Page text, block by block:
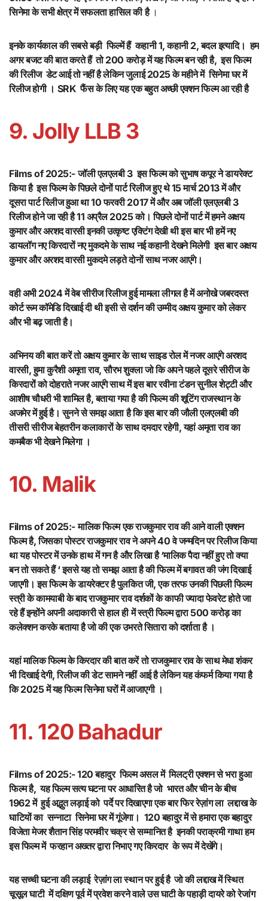
सिनेमा के सभी क्षेत्र में सफलता हासिल की है ।
इनके कार्यकाल की सबसे बड़ी फिल्में हैं कहानी 1, कहानी 2, बदल इत्यादि। हम
अगर बजट की बात करते हैं तो 200 करोड़ में यह फिल्म बन रही है, इस फिल्म
की रिलीज डेट आई तो नहीं है लेकिन जुलाई 2025 के महीने में सिनेमा घर में
रिलीज होगी । SRK फैंस के लिए यह एक बहुत अच्छी एक्शन फिल्म आ रही है
9. Jolly LLB 3
Films of 2025:- जॉली एलएलबी 3 इस फिल्म को सुभाष कपूर ने डायरेक्ट
किया है इस फिल्म के पिछले दोनों पार्ट रिलीज हुए थे 15 मार्च 2013 में और
दूसरा पार्ट रिलीज हुआ था 10 फरवरी 2017 में और अब जॉली एलएलबी 3
रिलीज होने जा रही है 11 अप्रैल 2025 को। पिछले दोनों पार्ट में हमने अक्षय
कुमार और अरशद वारसी इनकी उत्कृष्ट एक्टिंग देखी थी इस बार भी हमें नए
डायलॉग नए किरदारों नए मुकदमे के साथ नई कहानी देखने मिलेगी इस बार अक्षय
कुमार और अरशद वारसी मुकदमे लड़ते दोनों साथ नजर आएंगे।
वही अभी 2024 में वेब सीरीज रिलीज हुई मामला लीगल है में अनोखे जबरदस्त
कोर्ट रूम कॉमेडि दिखाई दी थी इसी से दर्शन की उम्मीद अक्षय कुमार को लेकर
और भी बढ़ जाती है।
अभिनय की बात करें तो अक्षय कुमार के साथ साइड रोल में नजर आएंगे अरशद
वारसी, हुमा कुरैशी अमृता राव, सौरभ शुक्ला जो कि अपने पहले दूसरे सीरीज के
किरदारों को दोहराते नजर आएंगे साथ में इस बार रवीना टंडन सुनील शेट्टी और
आशीष चौधरी भी शामिल है, बताया गया है की फिल्म की शूटिंग राजस्थान के
अजमेर में हुई है। सुनने से समझ आता है कि इस बार की जौली एलएलबी की
तीसरी सीरीज बेहतरीन कलाकारों के साथ दमदार रहेगी, यहां अमृता राव का
कमबैक भी देखने मिलेगा ।
10. Malik
Films of 2025:- मालिक फिल्म एक राजकुमार राव की आने वाली एक्शन
फिल्म है, जिसका पोस्टर राजकुमार राव ने अपने 40 वे जन्मदिन पर रिलीज किया
था यह पोस्टर में उनके हाथ में गन है और लिखा है ‘मालिक पैदा नहीं हुए तो क्या
बन तो सकते हैं ‘ इससे यह तो समझ आता है की फिल्म में बगावत की जंग दिखाई
जाएगी। इस फिल्म के डायरेक्टर है पुलकित जी, एक तरफ उनकी पिछली फिल्म
स्त्री के कामयाबी के बाद राजकुमार राव दर्शकों के काफी ज्यादा फेवरेट होते जा
रहे हैं इन्होंने अपनी अदाकारी से हाल ही में स्त्री फिल्म द्वारा 500 करोड़ का
कलेक्शन करके बताया है जो की एक उभरते सितारा को दर्शाता है ।
यहां मालिक फिल्म के किरदार की बात करें तो राजकुमार राव के साथ मेधा शंकर
भी दिखाई देगी, रिलीज की डेट सामने नहीं आई है लेकिन यह कंफर्म किया गया है
कि 2025 में यह फिल्म सिनेमा घरों में आजाएगी ।
11. 120 Bahadur
Films of 2025:- 120 बहादुर फिल्म असल में मिलट्री एक्शन से भरा हुआ
फिल्म है, यह फिल्म सत्य घटना पर आधारित है जो भारत और चीन के बीच
1962 में हुई अद्भुत लड़ाई को पर्दे पर दिखाएगा एक बार फिर रेज़ांग ला लद्दाख के
घाटियों का सन्नाटा सिनेमा घर में गूंजेगा। 120 बहादुर में से हमारा एक बहादुर
विजेता मेजर शैतान सिंह परमवीर चक्र से सम्मानित है इनकी पराक्रमी गाथा हम
इस फिल्म में फरहान अख्तर द्वारा निभाए गए किरदार के रूप में देखेंगे।
यह सच्ची घटना की लड़ाई रेज़ांग ला स्थान पर हुई है जो की लद्दाख में स्थित
चूसूल घाटी में दक्षिण पूर्व में प्रवेश करने वाले उस घाटी के पहाड़ी दायरे को रेजांग